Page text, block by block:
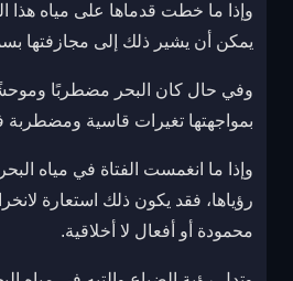
وإذا ما خطت قدماها على مياه هذا
يمكن أن يشير ذلك إلى مجازفتها
وفي حال كان البحر مضطربًا
بمواجهتها تغيرات قاسية ومضطربة
وإذا ما انغمست الفتاة في مياه
رؤياها، فقد يكون ذلك استعارة
محمودة أو أفعال لا أخلاقية.